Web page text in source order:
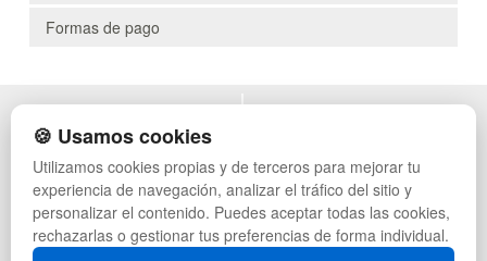
Formas de pago
POLÍTICA DE PRIVACIDAD
CONDICIONES DE USO
CAMBIOS Y DEVOLUCIONES
CONTACTO
QUIENES SOMOS
MAPA WEB
PREGUNTAS FRECUENTES
MUEBLES VINTAGE
TIENDA DE DEPORTES
MUEBLES HOSTELERÍA
SUMINISTROS HOSTELERÍA
🍪 Usamos cookies
Utilizamos cookies propias y de terceros para mejorar tu
experiencia de navegación, analizar el tráfico del sitio y
personalizar el contenido. Puedes aceptar todas las cookies,
rechazarlas o gestionar tus preferencias de forma individual.